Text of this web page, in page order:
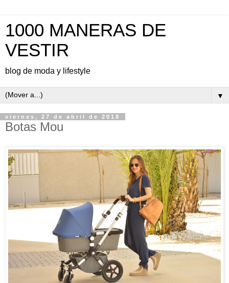
1000 MANERAS DE
VESTIR
blog de moda y lifestyle
▼
viernes, 27 de abril de 2018
Botas Mou